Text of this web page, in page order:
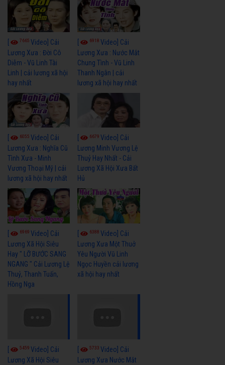
[ 7665 Video] Cải
Lương Xưa : Đời Cô
Diễm - Vũ Linh Tài
Linh | cải lương xã hội
hay nhất
[ 6918Video] Cải
Lương Xưa : Nước Mắt
Chung Tình - Vũ Linh
Thanh Ngân | cải
lương xã hội hay nhất
6055 Video] Cải
Lương Xưa : Nghĩa Cũ
Tình Xưa - Minh
Vương Thoại Mỹ | cải
lương xã hội hay nhất
6679Video] Cải
Lương Minh Vương Lệ
Thuỷ Hay Nhất - Cải
Lương Xã Hội Xưa Bất
Hủ
6969 Video] Cải
Lương Xã Hội Siêu
Hay " LỠ BƯỚC SANG
NGANG " Cải Lương Lệ
Thuỷ, Thanh Tuấn,
Hồng Nga
6388Video] Cải
Lương Xưa Một Thuở
Yêu Người Vũ Linh
Ngọc Huyền cải lương
xã hội hay nhất
5459 Video] Cải
Lương Xã Hội Siêu
5733Video] Cải
Lương Xưa Nước Mắt